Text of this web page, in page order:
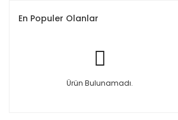
En Populer Olanlar
Ürün Bulunamadı.